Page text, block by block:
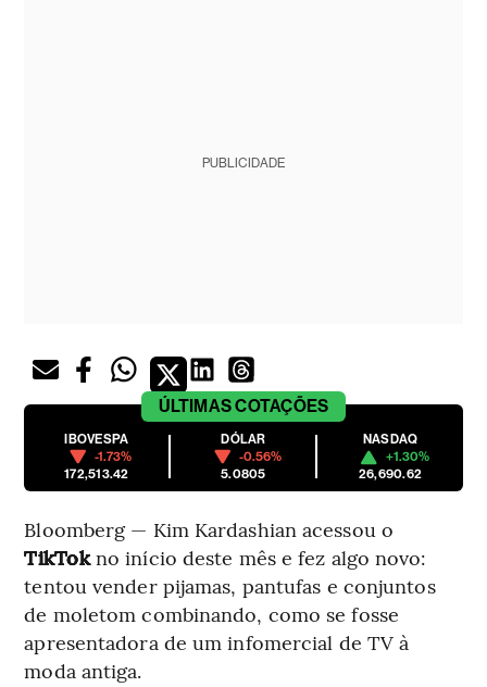
PUBLICIDADE
ÚLTIMASCOTAÇÕES
IBOVESPA
-1.73%
172,513.42
DÓLAR
-0.56%
5.0805
NASDAQ
+1.30%
26,690.62
Bloomberg — Kim Kardashian acessou o
TikTokno início deste mês e fez algo novo:
tentou vender pijamas, pantufas e conjuntos
de moletom combinando, como se fosse
apresentadora de um infomercial de TV à
moda antiga.